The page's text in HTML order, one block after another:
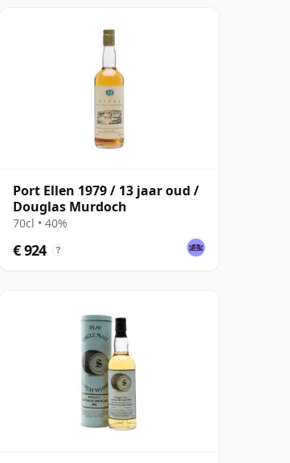
Port Ellen 1979 / 13 jaar oud /
Douglas Murdoch
70cl • 40%
€ 924 ?